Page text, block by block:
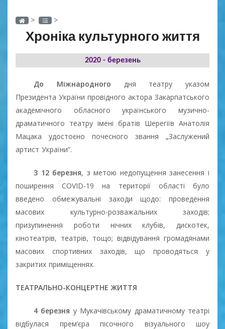
> >
Хроніка культурного життя
2020 - березень
До Міжнародного дня театру указом
Президента України провідного актора Закарпатського
академічного обласного українського музично-
драматичного театру імені братів Шерегіїв Анатолія
Мацака удостоєно почесного звання „Заслужений
артист України”.
З 12 березня, з метою недопущення занесення і
поширення COVID-19 на території області було
введено обмежувальні заходи щодо: проведення
масових культурно-розважальних заходів;
призупинення роботи нічних клубів, дискотек,
кінотеатрів, театрів, тощо; відвідування громадянами
масових спортивних заходів, що проводяться у
закритих приміщеннях.
ТЕАТРАЛЬНО-КОНЦЕРТНЕ ЖИТТЯ
4 березня у Мукачівському драматичному театрі
відбулася прем’єра пісочного візуального шоу